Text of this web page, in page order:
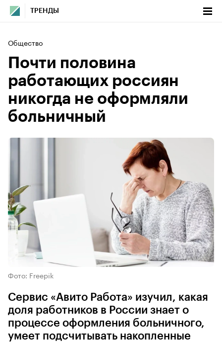
ТРЕНДЫ
Общество
Почти половина
работающих россиян
никогда не оформляли
больничный
Фото: Freepik
Сервис «Авито Работа» изучил, какая
доля работников в России знает о
процессе оформления больничного,
умеет подсчитывать накопленные